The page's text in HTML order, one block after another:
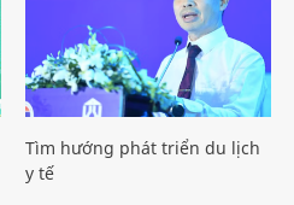
Tìm hướng phát triển du lịch
y tế